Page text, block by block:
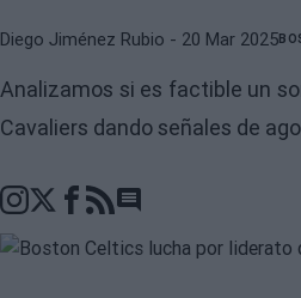
Diego Jiménez Rubio - 20 Mar 2025
Analizamos si es factible un
Cavaliers dando señales de
Go to comments